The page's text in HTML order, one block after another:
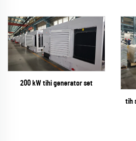
200 kW tihi generator set
tih